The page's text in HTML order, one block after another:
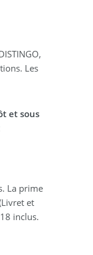
Les
et sous
La prime
et
inclus.